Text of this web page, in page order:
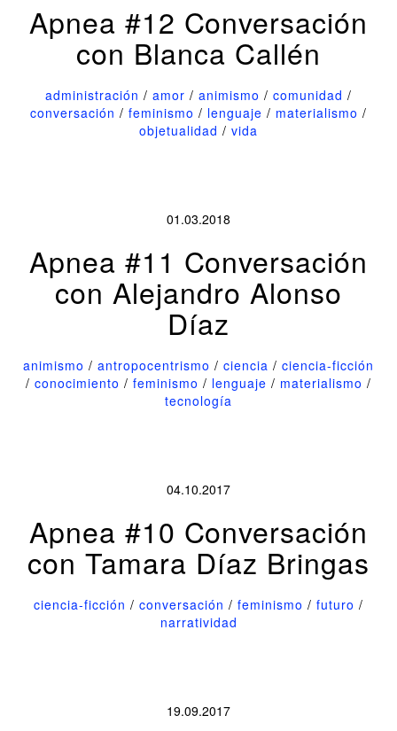
Apnea #12 Conversación
con Blanca Callén
administración / amor / animismo / comunidad /
conversación / feminismo / lenguaje / materialismo /
objetualidad / vida
01.03.2018
Apnea #11 Conversación
con Alejandro Alonso
Díaz
animismo / antropocentrismo / ciencia / ciencia-ficción
/ conocimiento / feminismo / lenguaje / materialismo /
tecnología
04.10.2017
Apnea #10 Conversación
con Tamara Díaz Bringas
ciencia-ficción / conversación / feminismo / futuro /
narratividad
19.09.2017